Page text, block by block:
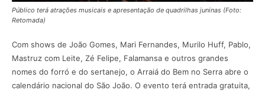
Público terá atrações musicais e apresentação de quadrilhas juninas (Foto:
Retomada)
Com shows de João Gomes, Mari Fernandes, Murilo Huff, Pablo,
Mastruz com Leite, Zé Felipe, Falamansa e outros grandes
nomes do forró e do sertanejo, o Arraiá do Bem no Serra abre o
calendário nacional do São João. O evento terá entrada gratuita,